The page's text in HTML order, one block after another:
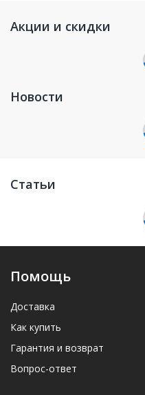
Акции и скидки
19 июня 2026
кроваток и колясок
с 15.06.2026 по 31.08.2026
Новости
Статьи
Помощь
Доставка
Как купить
Гарантия и возврат
Вопрос-ответ